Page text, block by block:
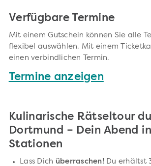
Verfügbare Termine
Mit einem Gutschein können Sie alle
flexibel auswählen. Mit einem
einen verbindlichen Termin.
Termine anzeigen
Kulinarische Rätseltour
Dortmund – Dein Abend
Stationen
Lass Dich überraschen!Du erhältst